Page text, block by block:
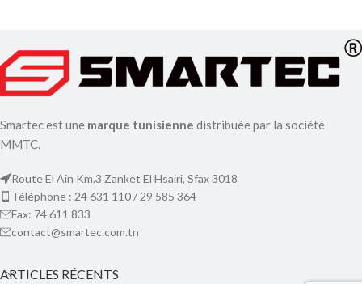
Smartec est une marque tunisienne distribuée par la société
MMTC.
Route El Ain Km.3 Zanket El Hsairi, Sfax 3018
Téléphone : 24 631 110 / 29 585 364
Fax: 74 611 833
contact@smartec.com.tn
ARTICLES RÉCENTS